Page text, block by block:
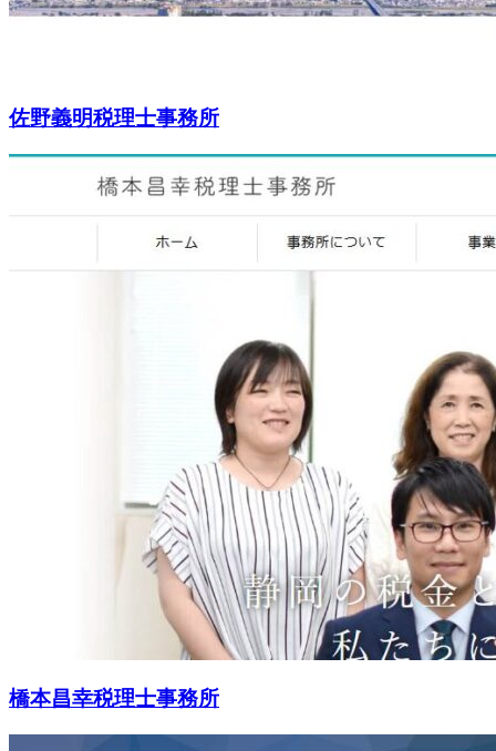
佐野義明税理士事務所
橋本昌幸税理士事務所